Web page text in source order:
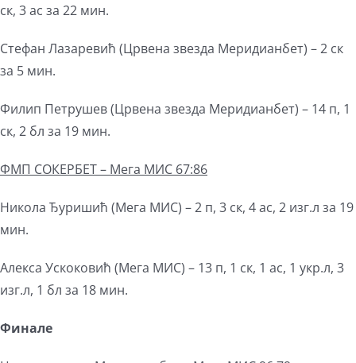
ск, 3 ас за 22 мин.
Стефан Лазаревић (Црвена звезда Меридианбет) – 2 ск
за 5 мин.
Филип Петрушев (Црвена звезда Меридианбет) – 14 п, 1
ск, 2 бл за 19 мин.
ФМП СОКЕРБЕТ – Мега МИС 67:86
Никола Ђуришић (Мега МИС) – 2 п, 3 ск, 4 ас, 2 изг.л за 19
мин.
Алекса Ускоковић (Мега МИС) – 13 п, 1 ск, 1 ас, 1 укр.л, 3
изг.л, 1 бл за 18 мин.
Финале